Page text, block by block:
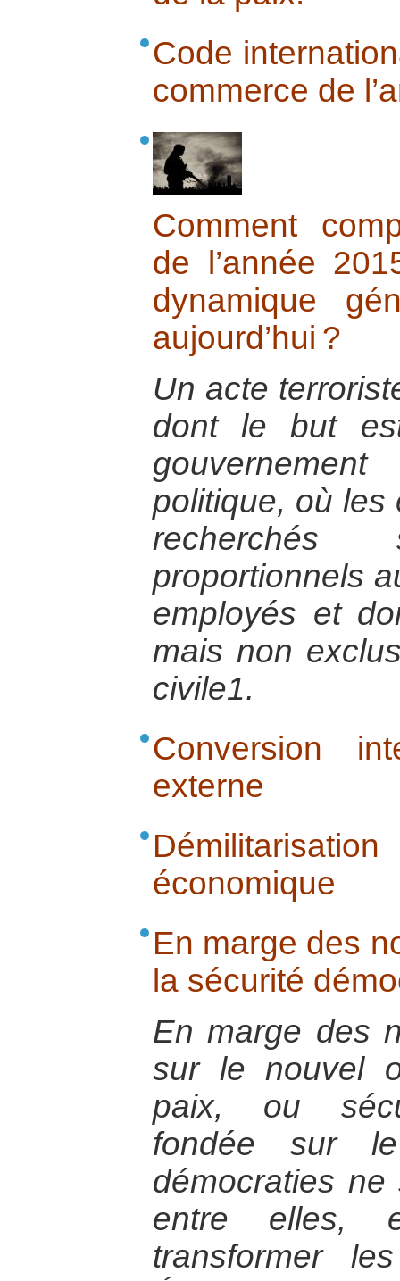
Code
commerce de
Comment
de l’année
dynamique
aujourd’hui ?
Un acte
dont le but
politique, où les
recherchés
proportionnels
employés et
mais non
civile1.
Conversion
externe
économique
En marge des
la sécurité
En marge des
sur le nouvel
paix, ou
fondée sur
démocraties
entre elles,
transformer